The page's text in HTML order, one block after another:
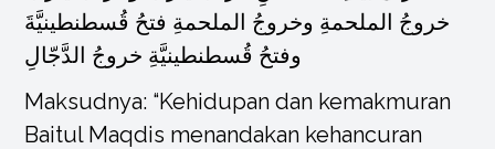
خروجُ الملحمةِ وخروجُ الملحمةِ فتحُ قُسطنطينيَّةَ
وفتحُ قُسطنطينيَّةِ خروجُ الدَّجّالِ
Maksudnya: “Kehidupan dan kemakmuran
Baitul Maqdis menandakan kehancuran